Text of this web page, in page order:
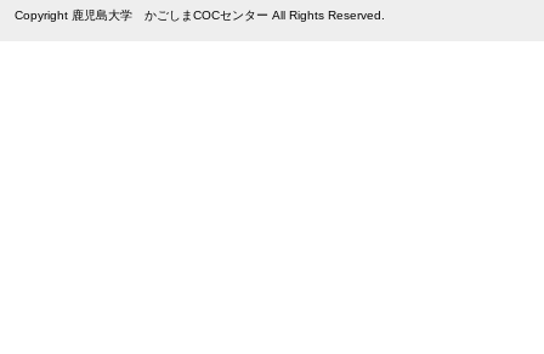
Copyright 鹿児島大学 かごしまCOCセンター All Rights Reserved.